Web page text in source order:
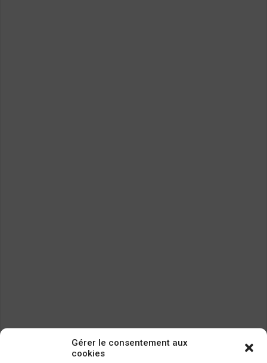
Gérer le consentement aux
cookies